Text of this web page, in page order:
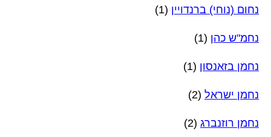
נחום (נוחי) ברנדויין (1)
נחמ"ש כהן (1)
נחמן בזאנסון (1)
נחמן ישראל (2)
נחמן רוזנברג (2)